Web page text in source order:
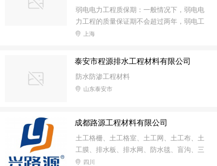
弱电电力工程质保期：一般情况下，弱电电
力工程的质量保证期不会超过两年，弱电工
程很复杂 用户需要按照使用说明正确使用
供应和使用应当依法保护环境，采用新技
术，减少有害物质排放，防治污染和其他公
害。 国家鼓励和支持利用可再生能源和清
洁能源发电
上海
泰安市程源排水工程材料有限公司
防水防渗工程材料
山东泰安市
成都路源工程材料有限公司
土工格栅、土工格室、土工网、土工布、土
工膜、排水板、排水网、防水毯、盲沟、三
维植被网、植草板、软式透水管、土工材料
四川